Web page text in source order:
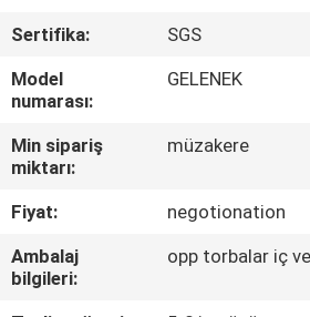
S
HAKKIMIZDA
FABRIKA
TURU
KALITE
Sertifika:
SGS
Model
numarası:
GELENEK
Min sipariş
miktarı:
müzakere
Fiyat:
negotionation
Ambalaj
bilgileri:
opp torbalar iç